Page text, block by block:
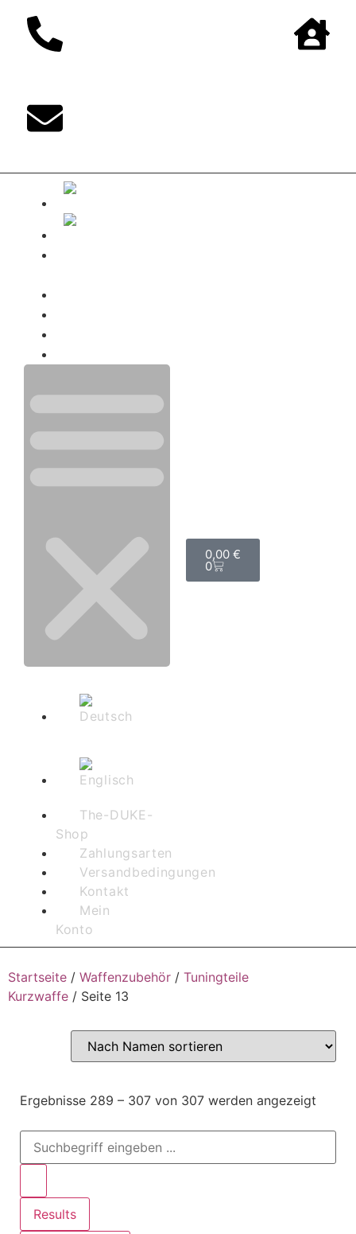
The-DUKE-
Shop
Zahlungsarten
Versandbedingungen
Kontakt
Mein
Konto
0,00 €
0
Startseite / Waffenzubehör / Tuningteile
Kurzwaffe / Seite 13
Ergebnisse 289 – 307 von 307 werden angezeigt
Results